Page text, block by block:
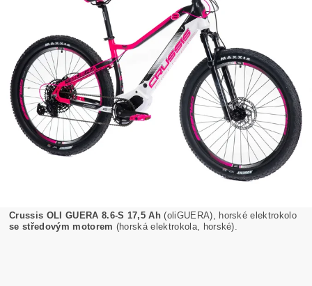
Crussis OLI GUERA 8.6-S 17,5 Ah (oliGUERA), horské elektrokolo
se středovým motorem (horská elektrokola, horské).